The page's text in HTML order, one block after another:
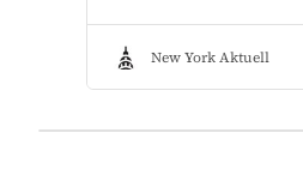
New York Aktuell